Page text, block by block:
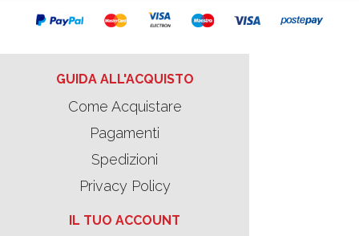
GUIDA ALL'ACQUISTO
Come Acquistare
Pagamenti
Spedizioni
Privacy Policy
IL TUO ACCOUNT